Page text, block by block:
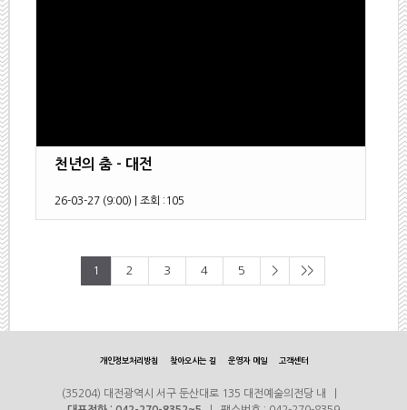
천년의 춤 - 대전
26-03-27 (9:00) 조회 : 105
1 2 3 4 5 > >>
개인정보처리방침 찾아오시는 길 운영자 메일 고객센터
(35204) 대전광역시 서구 둔산대로 135 대전예술의전당 내 |